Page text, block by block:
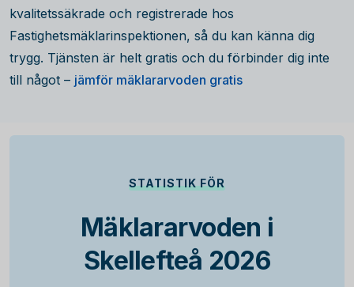
kvalitetssäkrade och registrerade hos
Fastighetsmäklarinspektionen, så du kan känna dig
trygg. Tjänsten är helt gratis och du förbinder dig inte
till något – jämför mäklararvoden gratis
STATISTIK FÖR
Mäklararvoden i
Skellefteå 2026